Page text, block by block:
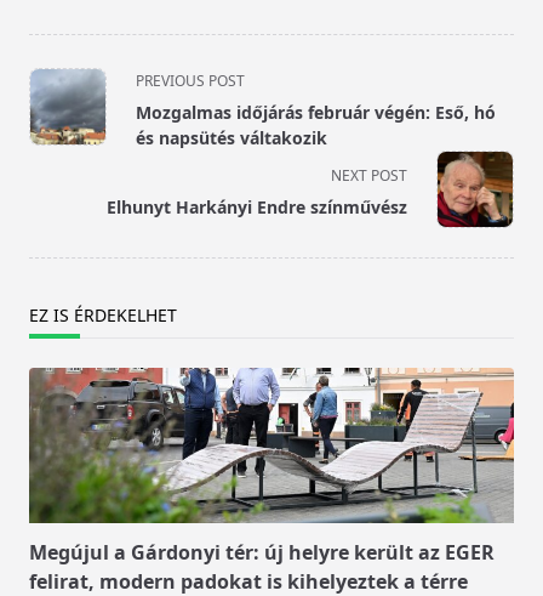
<span
class="nav-
subtitle
text">Page</span>
PREVIOUS POST
Mozgalmas időjárás február végén: Eső, hó
és napsütés váltakozik
NEXT POST
Elhunyt Harkányi Endre színművész
EZ IS ÉRDEKELHET
Megújul a Gárdonyi tér: új helyre került az EGER
felirat, modern padokat is kihelyeztek a térre